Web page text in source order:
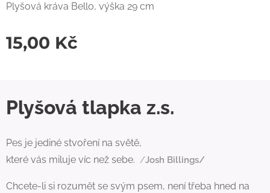
Plyšová kráva Bello, výška 29 cm
15,00 Kč
Plyšová tlapka z.s.
Pes je jediné stvoření na světě,
které vás miluje víc než sebe. /Josh Billings/
Chcete-li si rozumět se svým psem, není třeba hned na